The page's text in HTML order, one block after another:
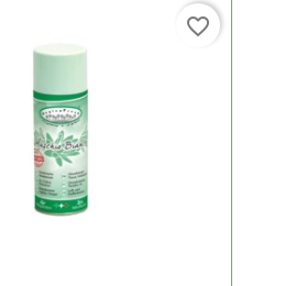
favorite_border